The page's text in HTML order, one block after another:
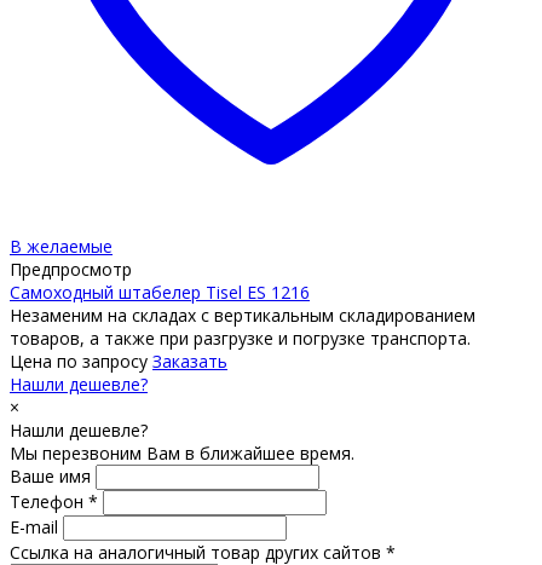
В желаемые
Предпросмотр
Самоходный штабелер Tisel ES 1216
Незаменим на складах с вертикальным складированием
товаров, а также при разгрузке и погрузке транспорта.
Цена по запросу Заказать
Нашли дешевле?
×
Нашли дешевле?
Мы перезвоним Вам в ближайшее время.
Ваше имя
Телефон *
E-mail
Ссылка на аналогичный товар других сайтов *